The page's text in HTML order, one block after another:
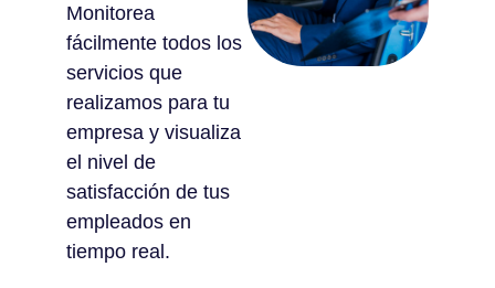
Monitorea
fácilmente todos los
servicios que
realizamos para tu
empresa y visualiza
el nivel de
satisfacción de tus
empleados en
tiempo real.